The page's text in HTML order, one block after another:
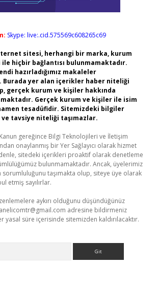
Skype: live:.cid.575569c608265c69
sitesi, herhangi bir marka, kurum
hiçbir bağlantısı bulunmamaktadır.
hazırladığımız makaleler
Burada yer alan içerikler haber niteliği
gerçek kurum ve kişiler hakkında
Gerçek kurum ve kişiler ile isim
tesadüfidir. Sitemizdeki bilgiler
tavsiye niteliği taşımazlar.
Kanun gereğince Bilgi Teknolojileri ve İletişim
onaylanmış bir Yer Sağlayıcı olarak hizmet
sitedeki içerikleri proaktif olarak denetleme
bulunmamaktadır. Ancak, üyelerimiz
sorumluluğunu taşımakta olup, siteye üye olarak
etmiş sayılırlar.
aykırı olduğunu düşündüğünüz
adresine bildirmeniz
yasal süre içerisinde sitemizden kaldırılacaktır.